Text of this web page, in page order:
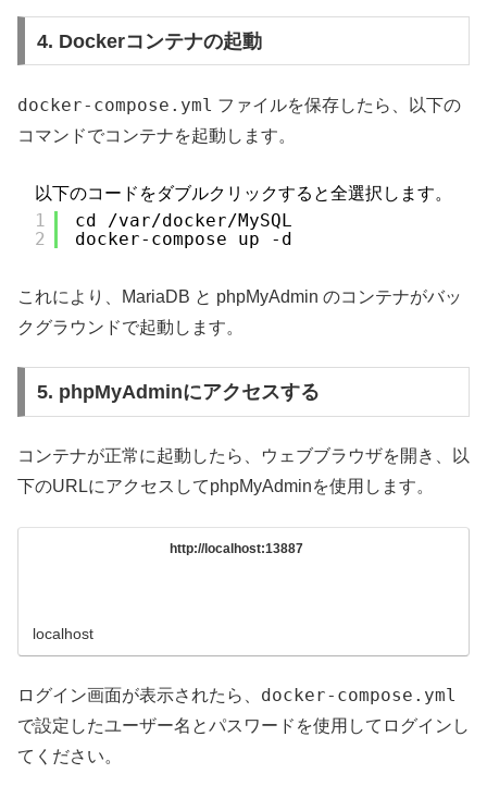
4. Dockerコンテナの起動
docker-compose.yml ファイルを保存したら、以下の
コマンドでコンテナを起動します。
以下のコードをダブルクリックすると全選択します。
1
2
cd /var/docker/MySQL
docker-compose up -d
これにより、MariaDB と phpMyAdmin のコンテナがバッ
クグラウンドで起動します。
5. phpMyAdminにアクセスする
コンテナが正常に起動したら、ウェブブラウザを開き、以
下のURLにアクセスしてphpMyAdminを使用します。
http://localhost:13887
localhost
ログイン画面が表示されたら、 docker-compose.yml
で設定したユーザー名とパスワードを使用してログインし
てください。